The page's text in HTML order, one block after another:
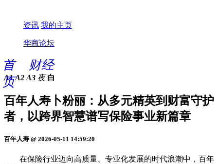
资讯 我的主页
华商论坛
首
页
财经
A1 A2 A3 夜 白
百年人寿卜粉丽：从多元精英到财富守护
者，以跨界智慧谱写保险事业新篇章
百年人寿 @ 2026-05-11 14:59:20
在保险行业迈向高质量、专业化发展的时代浪潮中，百年